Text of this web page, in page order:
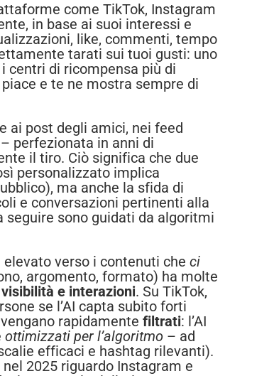
come TikTok, Instagram
in base ai suoi interessi e
like, commenti, tempo
tarati sui tuoi gusti: uno
centri di ricompensa più di
e te ne mostra sempre di
ai post degli amici, nei feed
perfezionata in anni di
il tiro. Ciò significa che due
personalizzato implica
ma anche la sfida di
e conversazioni pertinenti alla
seguire sono guidati da algoritmi
verso i contenuti che ci
argomento, formato) ha molte
e interazioni. Su TikTok,
se l’AI capta subito forti
rapidamente filtrati: l’AI
ottimizzati per l’algoritmo – ad
efficaci e hashtag rilevanti).
2025 riguardo Instagram e